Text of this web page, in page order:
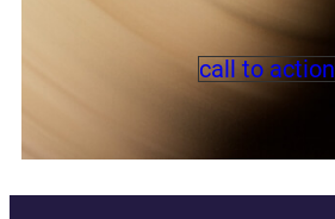
call to action